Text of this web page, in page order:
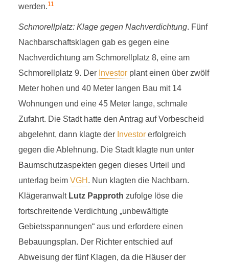
werden.11
Schmorellplatz: Klage gegen Nachverdichtung. Fünf
Nachbarschaftsklagen gab es gegen eine
Nachverdichtung am Schmorellplatz 8, eine am
Schmorellplatz 9. Der Investorplant einen über zwölf
Meter hohen und 40 Meter langen Bau mit 14
Wohnungen und eine 45 Meter lange, schmale
Zufahrt. Die Stadt hatte den Antrag auf Vorbescheid
abgelehnt, dann klagte der Investorerfolgreich
gegen die Ablehnung. Die Stadt klagte nun unter
Baumschutzaspekten gegen dieses Urteil und
unterlag beim VGH . Nun klagten die Nachbarn.
Klägeranwalt Lutz Papproth zufolge löse die
fortschreitende Verdichtung „unbewältigte
Gebietsspannungen“ aus und erfordere einen
Bebauungsplan. Der Richter entschied auf
Abweisung der fünf Klagen, da die Häuser der